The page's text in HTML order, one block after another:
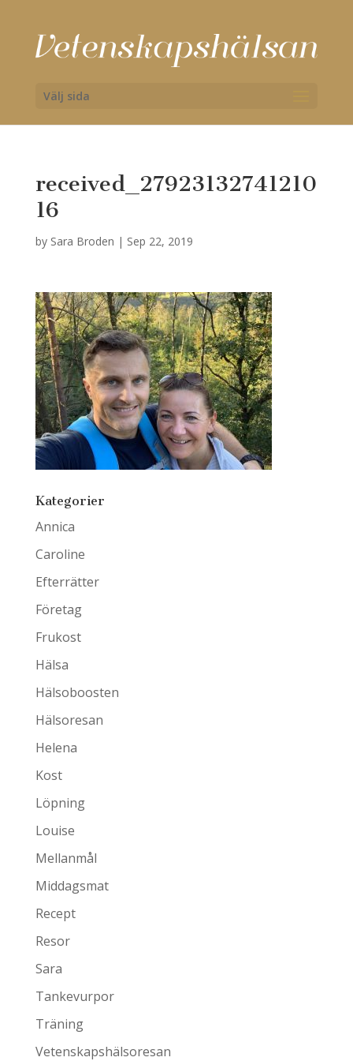
Välj sida
received_27923132741210
16
by Sara Broden | Sep 22, 2019
Kategorier
Annica
Caroline
Efterrätter
Företag
Frukost
Hälsa
Hälsoboosten
Hälsoresan
Helena
Kost
Löpning
Louise
Mellanmål
Middagsmat
Recept
Resor
Sara
Tankevurpor
Träning
Vetenskapshälsoresan